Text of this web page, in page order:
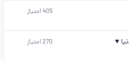
405امتیاز
270امتیاز